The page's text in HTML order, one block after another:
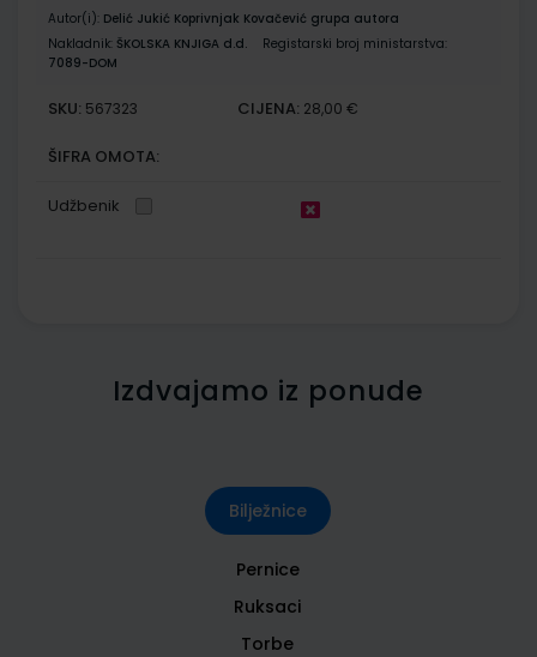
Autor(i): Delić Jukić Koprivnjak Kovačević grupa autora
Nakladnik: ŠKOLSKA KNJIGA d.d.
Registarski broj ministarstva:
7089-DOM
SKU: 567323 CIJENA: 28,00 €
ŠIFRA OMOTA:
Udžbenik
Izdvajamo iz ponude
Bilježnice
Pernice
Ruksaci
Torbe